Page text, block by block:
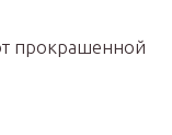
прокрашенной